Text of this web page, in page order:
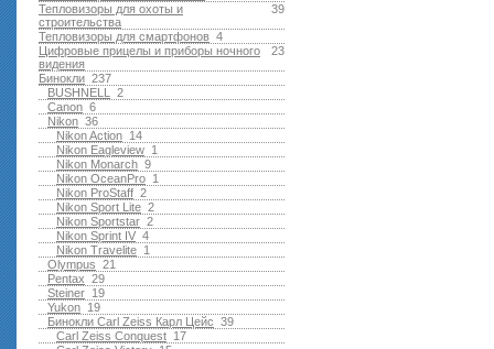
39
Тепловизоры для охоты и
строительства
4
Тепловизоры для смартфонов
23
Цифровые прицелы и приборы ночного
видения
237
Бинокли
2
BUSHNELL
6
Canon
36
Nikon
14
Nikon Action
1
Nikon Eagleview
9
Nikon Monarch
1
Nikon OceanPro
2
Nikon ProStaff
2
Nikon Sport Lite
2
Nikon Sportstar
4
Nikon Sprint IV
1
Nikon Travelite
21
Olympus
29
Pentax
19
Steiner
19
Yukon
39
Бинокли Carl Zeiss Карл Цейс
17
Carl Zeiss Conquest